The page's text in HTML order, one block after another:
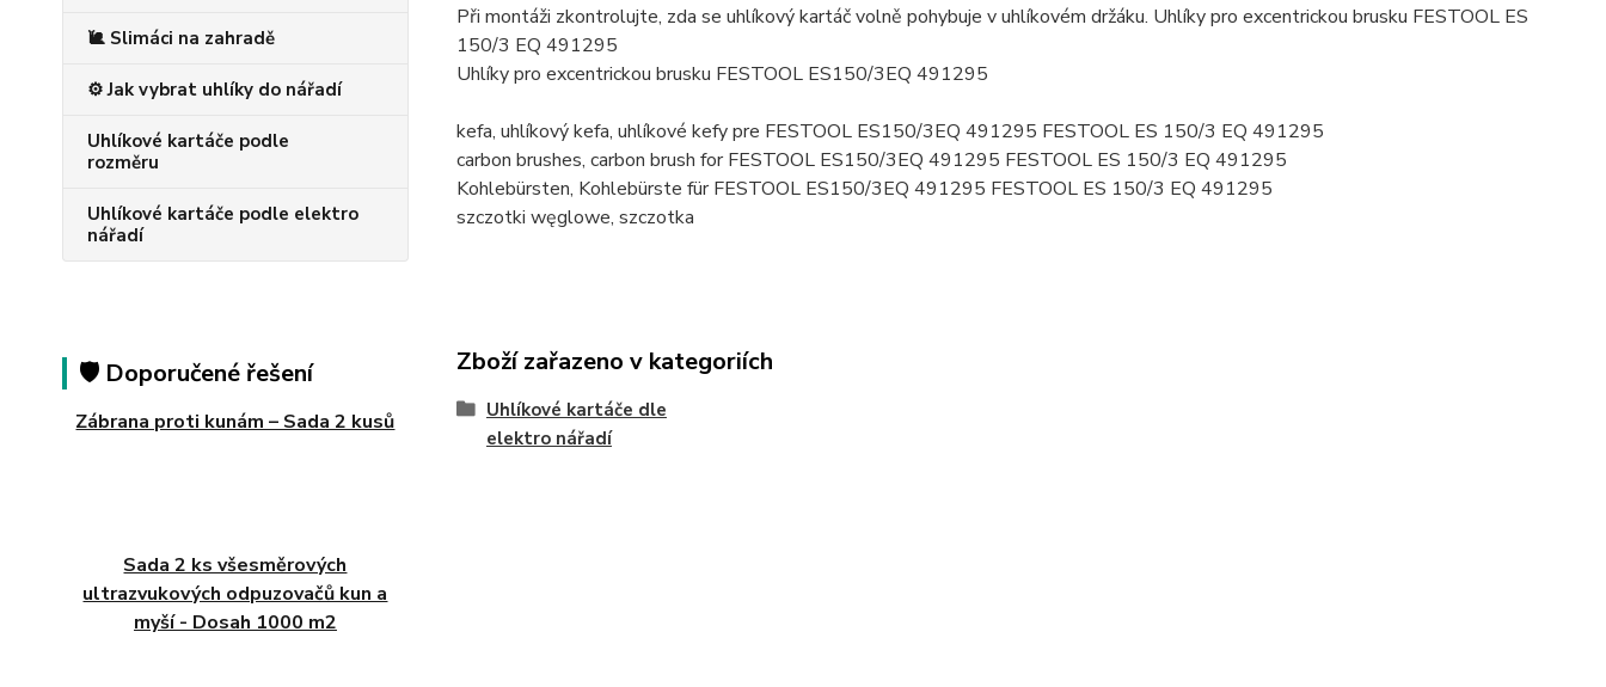
🐌 Slimáci na zahradě
⚙️ Jak vybrat uhlíky do nářadí
Uhlíkové kartáče podle
rozměru
Uhlíkové kartáče podle elektro
nářadí
🛡️ Doporučené řešení
Zábrana proti kunám – Sada 2 kusů
Sada 2 ks všesměrových
ultrazvukových odpuzovačů kun a
myší - Dosah 1000 m2
Při montáži zkontrolujte, zda se uhlíkový kartáč volně pohybuje v uhlíkovém držáku. Uhlíky pro excentrickou brusku FESTOOL ES
150/3 EQ 491295
Uhlíky pro excentrickou brusku FESTOOL ES150/3EQ 491295
kefa, uhlíkový kefa, uhlíkové kefy pre FESTOOL ES150/3EQ 491295 FESTOOL ES 150/3 EQ 491295
carbon brushes, carbon brush for FESTOOL ES150/3EQ 491295 FESTOOL ES 150/3 EQ 491295
Kohlebürsten, Kohlebürste für FESTOOL ES150/3EQ 491295 FESTOOL ES 150/3 EQ 491295
szczotki węglowe, szczotka
Zboží zařazeno v kategoriích
Uhlíkové kartáče dle
elektro nářadí